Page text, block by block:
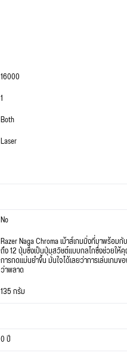
16000
1
Both
Laser
No
Razer Naga Chroma เม้าส์เกมมิ่งที่มาพร้อม
ถึง 12 ปุ่มซึ่งเป็นปุ่มสวิชต์แบบกลไกซึ่งช่วยใ
การกดแม่นยำขึ้น มั่นใจได้เลยว่าการเล่นเกม
ว่าพลาด
135 กรัม
0 ปี